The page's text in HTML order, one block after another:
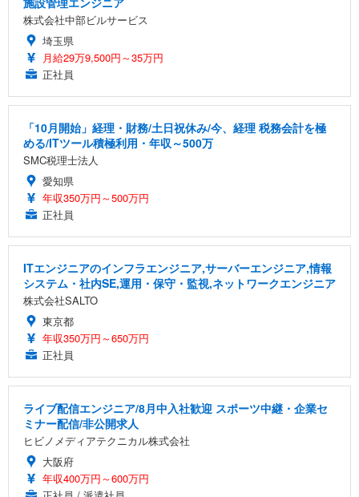
株式会社中部ビルサービス
埼玉県
月給29万9,500円～35万円
正社員
「10月開始」経理・財務/土日祝休み/今、経理 税務会計を極
める/ITツール積極利用・年収～500万
SMC税理士法人
愛知県
年収350万円～500万円
正社員
ITエンジニアのインフラエンジニア,サーバーエンジニア,情報
システム・社内SE,運用・保守・監視,ネットワークエンジニア
株式会社SALTO
東京都
年収350万円～650万円
正社員
ライブ配信エンジニア/8月中入社歓迎 スポーツ中継・企業セ
ミナー配信/非公開求人
ヒビノメディアテクニカル株式会社
大阪府
年収400万円～600万円